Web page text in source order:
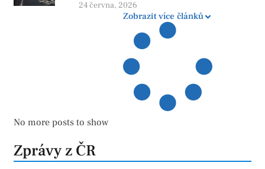
24 června, 2026
Zobrazit více článků
No more posts to show
Zprávy z ČR